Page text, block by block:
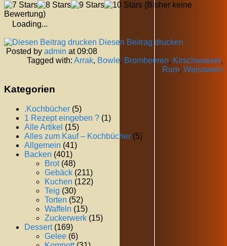
(Bisher keine
Bewertung)
Loading...
Diesen Beitrag drucken
Posted by admin at 09:08
Tagged with: Arrak, Bowle, Brombeeren, Kirschwasser,
Rum, Weisswein
Kategorien
.Kochbücher (5)
1 Rezept eingeben ? (1)
Alle Artikel (15)
Alles zum Kauf – Kochbücher (5)
Allgemein (41)
Backen (401)
Brot(48)
Gebäck (211)
Kuchen (122)
Teig (30)
Torten (52)
Waffeln (15)
Zuckerwerk (15)
Dessert(169)
Gelee (6)